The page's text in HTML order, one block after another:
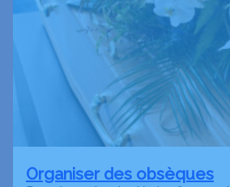
Organiser des obsèques